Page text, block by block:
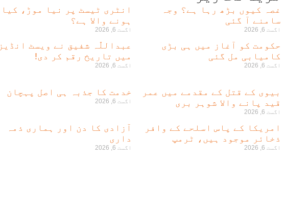
غصہ کیوں بڑھ رہا ہے؟ وجہ
سامنے آ گئی
اگست 6, 2026
انٹری ٹیسٹ پر نیا موڑ، کیا
ہونے والا ہے؟
اگست 6, 2026
حکومت کو آغاز میں ہی بڑی
کامیابی مل گئی
اگست 6, 2026
عبداللّٰہ شفیق نے ویسٹ انڈیز
میں تاریخ رقم کر دی!
اگست 6, 2026
بیوی کے قتل کے مقدمے میں عمر
قید پانے والا شوہر بری
اگست 6, 2026
خدمت کا جذبہ ہی اصل پہچان
اگست 6, 2026
امریکا کے پاس اسلحے کے وافر
ذخائر موجود ہیں، ٹرمپ
اگست 6, 2026
آزادی کا دن اور ہماری ذمہ
داری
اگست 6, 2026